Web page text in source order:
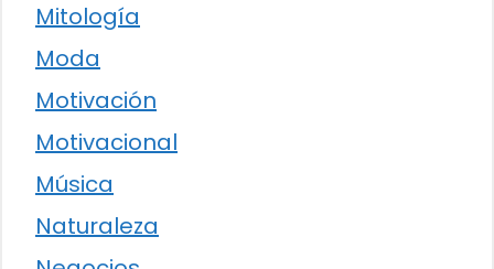
Mitología
Moda
Motivación
Motivacional
Música
Naturaleza